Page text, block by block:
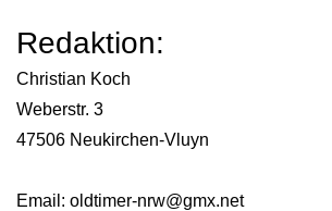
Redaktion:
Christian Koch
Weberstr. 3
47506 Neukirchen-Vluyn
Email: oldtimer-nrw@gmx.net